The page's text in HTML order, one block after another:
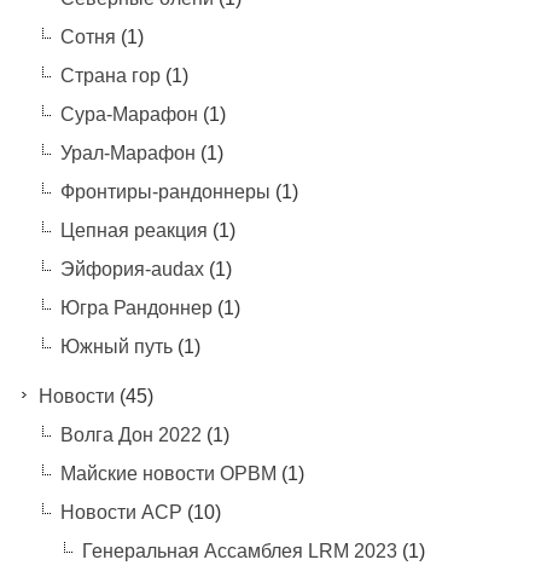
Сотня (1)
Страна гор(1)
Сура-Марафон (1)
Урал-Марафон (1)
Фронтиры-рандоннеры (1)
Цепная реакция (1)
Эйфория-audax(1)
Югра Рандоннер(1)
Южный путь(1)
Новости (45)
Волга Дон 2022 (1)
Майские новости ОРВМ (1)
Новости АСР (10)
Генеральная Ассамблея LRM 2023(1)